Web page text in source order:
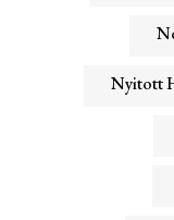
Nyitott